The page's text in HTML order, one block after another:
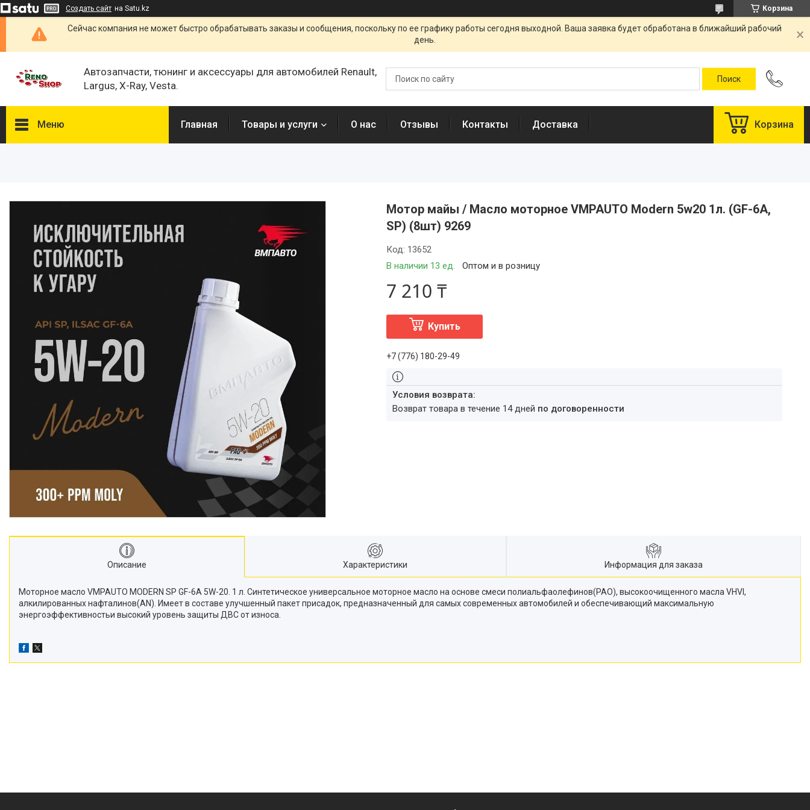
Создать сайт на Satu.kz Корзина
Сейчас компания не может быстро обрабатывать заказы и сообщения, поскольку по ее графику работы сегодня выходной. Ваша заявка будет обработана в ближайший рабочий
день.
Автозапчасти, тюнинг и аксессуары для автомобилей Renault,
Largus, X-Ray, Vesta.
Меню Главная Товары и услуги О нас Отзывы Контакты Доставка Корзина
Мотор майы / Масло моторное VMPAUTO Modern 5w20 1л. (GF-6A,
SP) (8шт) 9269
В наличии 13 ед. Оптом и в розницу
Код: 13652
7 210 ₸
Купить
+7 (776) 180-29-49
возврат товара в течение 14 дней по договоренности
Описание Характеристики Информация для заказа
Моторное масло VMPAUTO MODERN SP GF-6A 5W-20. 1 л. Синтетическое универсальное моторное масло на основе смеси полиальфаолефинов(PAO), высокоочищенного масла VHVI,
алкилированных нафталинов(AN). Имеет в составе улучшенный пакет присадок, предназначенный для самых современных автомобилей и обеспечивающий максимальную
энергоэффективностьи высокий уровень защиты ДВС от износа.